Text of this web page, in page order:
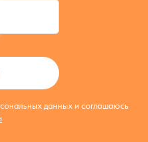
данных и соглашаюсь